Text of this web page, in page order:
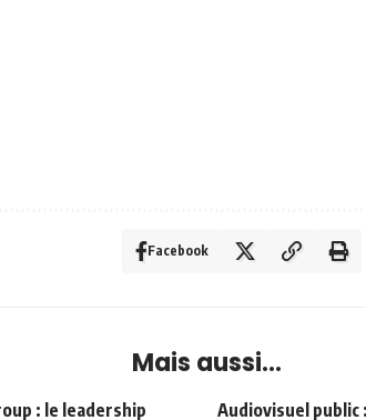
Facebook
Mais aussi...
: le leadership Audiovisuel public